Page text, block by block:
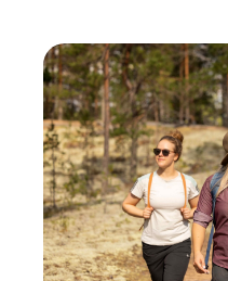
Ympäristötaidetta